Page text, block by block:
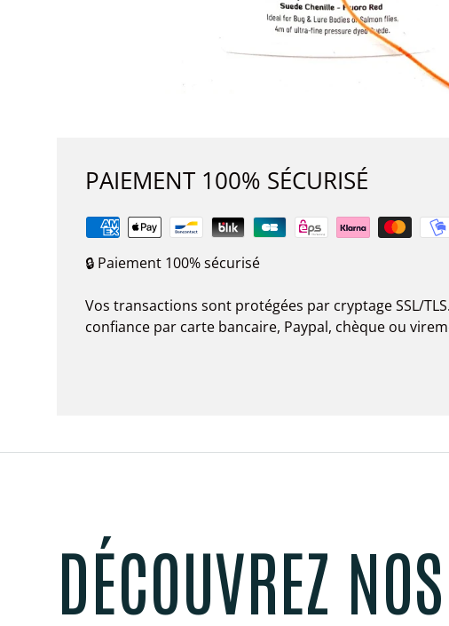
PAIEMENT 100% SÉCURISÉ
🔒 Paiement 100% sécurisé
Vos transactions sont protégées par cryptage SSL/
confiance par carte bancaire, Paypal, chèque ou
DÉCOUVREZ